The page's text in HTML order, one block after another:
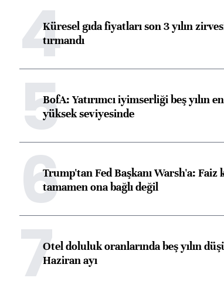
4Küresel gıda fiyatları son 3 yılın
tırmandı
5BofA: Yatırımcı iyimserliği beş yılın en
yüksek seviyesinde
6Trump'tan Fed Başkanı Warsh'a: Faiz
tamamen ona bağlı değil
7Otel doluluk oranlarında beş yılın
Haziran ayı